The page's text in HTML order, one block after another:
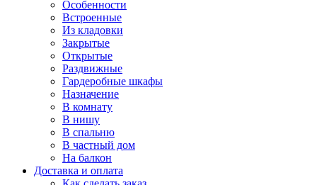
Особенности
Встроенные
Из кладовки
Закрытые
Открытые
Раздвижные
Гардеробные шкафы
Назначение
В комнату
В нишу
В спальню
В частный дом
На балкон
Доставка и оплата